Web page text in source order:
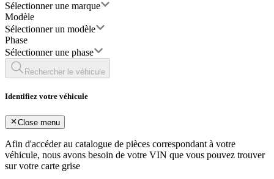
Sélectionner une marque
Modèle
Sélectionner un modèle
Phase
Sélectionner une phase
Rechercher le véhicule
Identifiez votre véhicule
Close menu
Afin d'accéder au catalogue de pièces correspondant à votre
véhicule, nous avons besoin de votre VIN que vous pouvez trouver
sur votre carte grise